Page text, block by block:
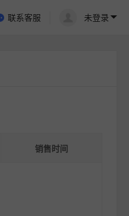
联系客服 未登录
销售时间